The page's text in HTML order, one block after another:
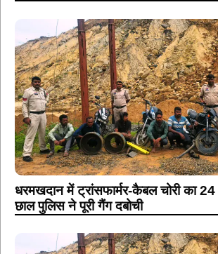
धरमखदान में ट्रांसफार्मर-कैबल चोरी का
छाल पुलिस ने पूरी गैंग दबोची